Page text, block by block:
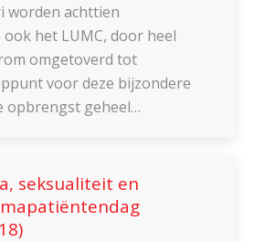
worden achttien
het LUMC, door heel
omgetoverd tot
voor deze bijzondere
opbrengst geheel…
seksualiteit en